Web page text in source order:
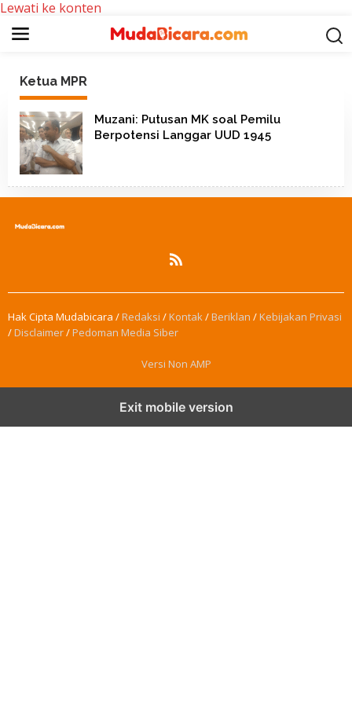
Lewati ke konten
Ketua MPR
Muzani: Putusan MK soal Pemilu
Berpotensi Langgar UUD 1945
Hak Cipta Mudabicara /Redaksi /Kontak /Beriklan /Kebijakan Privasi
/Disclaimer/Pedoman Media Siber
Versi Non AMP
Exit mobile version